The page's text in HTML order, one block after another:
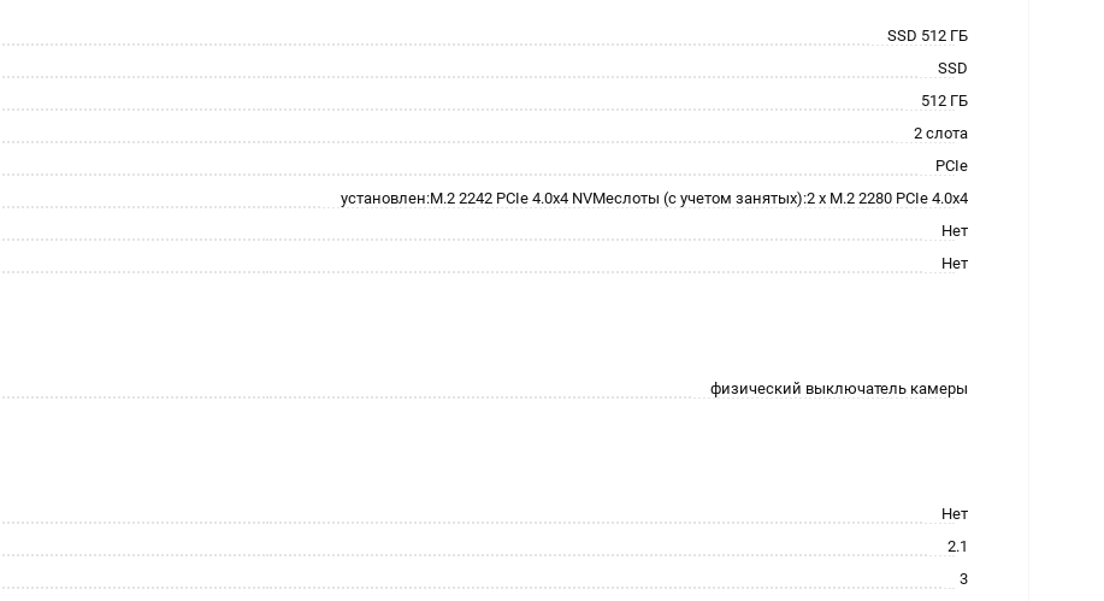
SSD 512 ГБ
SSD
512 ГБ
2 слота
PCIe
установлен:M.2 2242 PCIe 4.0x4 NVMeслоты (с учетом занятых):2 x M.2 2280 PCIe 4.0x4
Нет
Нет
физический выключатель камеры
Нет
2.1
3